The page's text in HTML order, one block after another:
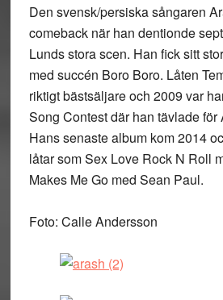
Den svensk/persiska sångaren
comeback när han dentionde
Lunds stora scen. Han fick sitt
med succén Boro Boro. Låten
riktigt bästsäljare och 2009 var
Song Contest där han tävlade för
Hans senaste album kom 2014
låtar som Sex Love Rock N Roll
Makes Me Go med Sean Paul.
Foto: Calle Andersson